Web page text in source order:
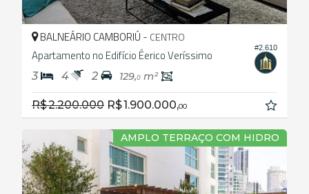
#2.610
BALNEÁRIO CAMBORIÚ - CENTRO
Apartamento no Edifício Éerico Veríssimo
3 4 2 129,0 m²
R$ 2.200.000 R$ 1.900.000,00
AMPLO TERRAÇO COM HIDRO